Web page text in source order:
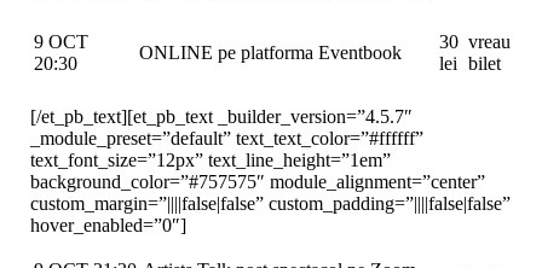
9 OCT
20:30
ONLINE pe platforma Eventbook
30
lei
vreau
bilet
[/et_pb_text][et_pb_text _builder_version=”4.5.7″
_module_preset=”default” text_text_color=”#ffffff”
text_font_size=”12px” text_line_height=”1em”
background_color=”#757575″ module_alignment=”center”
custom_margin=”||||false|false” custom_padding=”||||false|false”
hover_enabled=”0″]